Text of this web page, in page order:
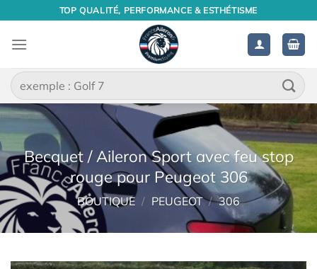
contenu
TOP QUALITÉ, PERFORMANCE & ESTHÉTISME
Recherche
pour :
Becquet / Aileron Sport avec feu stop
rouge pour Peugeot 306
BOUTIQUE / PEUGEOT / 306